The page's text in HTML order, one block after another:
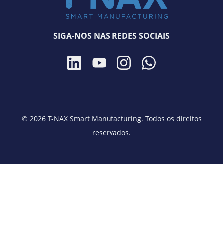
SIGA-NOS NAS REDES SOCIAIS
© 2026 T-NAX Smart Manufacturing. Todos os direitos
reservados.